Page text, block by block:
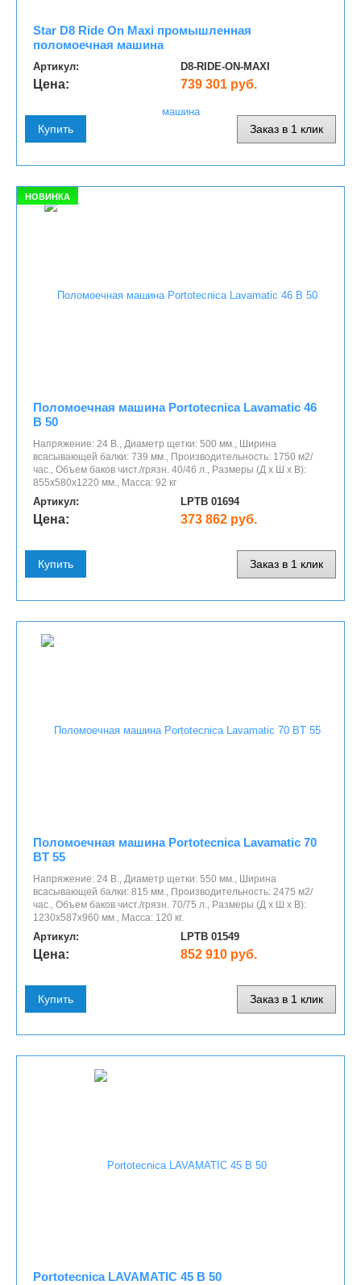
Star D8 Ride On Maxi промышленная
поломоечная машина
Артикул: D8-RIDE-ON-MAXI
Цена: 739 301 руб.
Купить Заказ в 1 клик
НОВИНКА
Поломоечная машина Portotecnica Lavamatic 46
B 50
Напряжение: 24 В., Диаметр щетки: 500 мм., Ширина
всасывающей балки: 739 мм., Производительность: 1750 м2/
час., Объем баков чист./грязн. 40/46 л., Размеры (Д x Ш x В):
855x580x1220 мм., Масса: 92 кг
Артикул: LPTB 01694
Цена: 373 862 руб.
Купить Заказ в 1 клик
Поломоечная машина Portotecnica Lavamatic 70
BT 55
Напряжение: 24 В., Диаметр щетки: 550 мм., Ширина
всасывающей балки: 815 мм., Производительность: 2475 м2/
час., Объем баков чист./грязн. 70/75 л., Размеры (Д x Ш x В):
1230x587x960 мм., Масса: 120 кг.
Артикул: LPTB 01549
Цена: 852 910 руб.
Купить Заказ в 1 клик
Portotecnica LAVAMATIC 45 B 50